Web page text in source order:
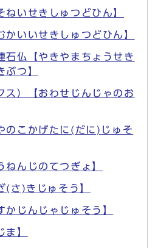
ねいせきしゅつどひん】
かいいせきしゅつどひん】
石仏【やきやまちょうせき
ぶつ】
ス）【おわせじんじゃのお
のこかげたに(だに)じゅそ
ねんじのてつぎょ】
(さ)きじゅそう】
かじんじゃじゅそう】
ま】